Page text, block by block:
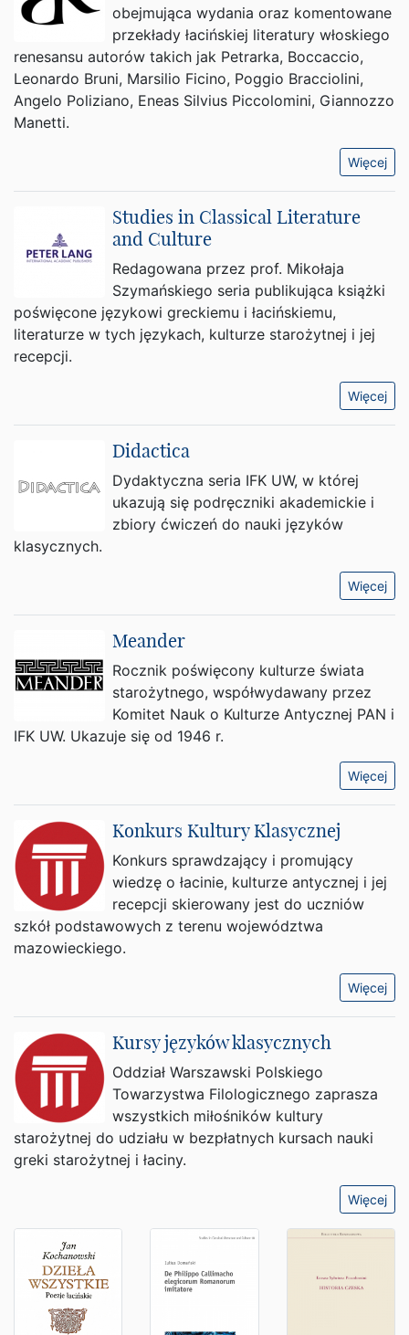
obejmująca wydania oraz komentowane
przekłady łacińskiej literatury włoskiego
renesansu autorów takich jak Petrarka, Boccaccio,
Leonardo Bruni, Marsilio Ficino, Poggio Bracciolini,
Angelo Poliziano, Eneas Silvius Piccolomini, Giannozzo
Manetti.
Więcej
Studies in Classical Literature
and Culture
Redagowana przez prof. Mikołaja
Szymańskiego seria publikująca książki
poświęcone językowi greckiemu i łacińskiemu,
literaturze w tych językach, kulturze starożytnej i jej
recepcji.
Więcej
Didactica
Dydaktyczna seria IFK UW, w której
ukazują się podręczniki akademickie i
zbiory ćwiczeń do nauki języków
klasycznych.
Więcej
Meander
Rocznik poświęcony kulturze świata
starożytnego, współwydawany przez
Komitet Nauk o Kulturze Antycznej PAN i
IFK UW. Ukazuje się od 1946 r.
Więcej
Konkurs Kultury Klasycznej
Konkurs sprawdzający i promujący
wiedzę o łacinie, kulturze antycznej i jej
recepcji skierowany jest do uczniów
szkół podstawowych z terenu województwa
mazowieckiego.
Więcej
Kursy języków klasycznych
Oddział Warszawski Polskiego
Towarzystwa Filologicznego zaprasza
wszystkich miłośników kultury
starożytnej do udziału w bezpłatnych kursach nauki
greki starożytnej i łaciny.
Więcej